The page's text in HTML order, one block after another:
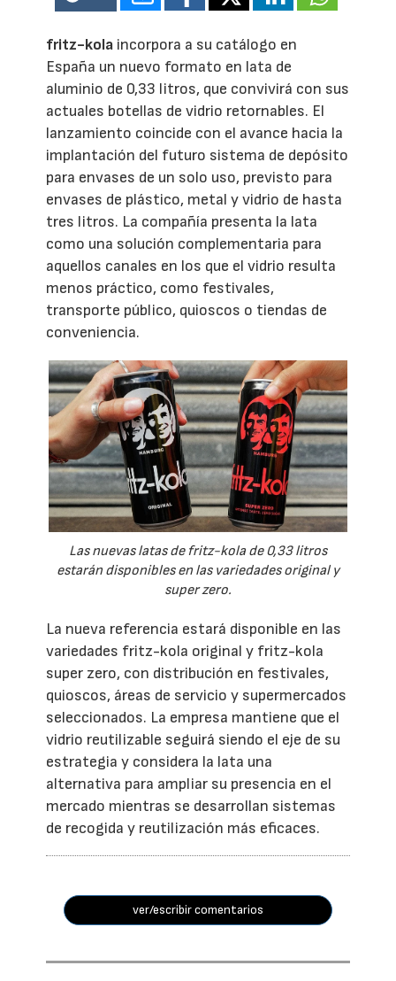
fritz-kola incorpora a su catálogo en
España un nuevo formato en lata de
aluminio de 0,33 litros, que convivirá con sus
actuales botellas de vidrio retornables. El
lanzamiento coincide con el avance hacia la
implantación del futuro sistema de depósito
para envases de un solo uso, previsto para
envases de plástico, metal y vidrio de hasta
tres litros. La compañía presenta la lata
como una solución complementaria para
aquellos canales en los que el vidrio resulta
menos práctico, como festivales,
transporte público, quioscos o tiendas de
conveniencia.
Las nuevas latas de fritz-kola de 0,33 litros
estarán disponibles en las variedades original y
super zero.
La nueva referencia estará disponible en las
variedades fritz-kola original y fritz-kola
super zero, con distribución en festivales,
quioscos, áreas de servicio y supermercados
seleccionados. La empresa mantiene que el
vidrio reutilizable seguirá siendo el eje de su
estrategia y considera la lata una
alternativa para ampliar su presencia en el
mercado mientras se desarrollan sistemas
de recogida y reutilización más eficaces.
ver/escribir comentarios